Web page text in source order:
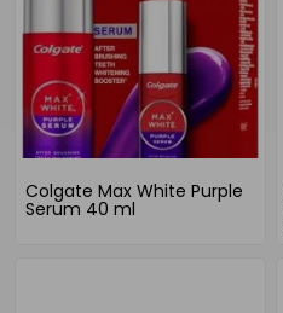
Colgate Max White Purple
Serum 40 ml